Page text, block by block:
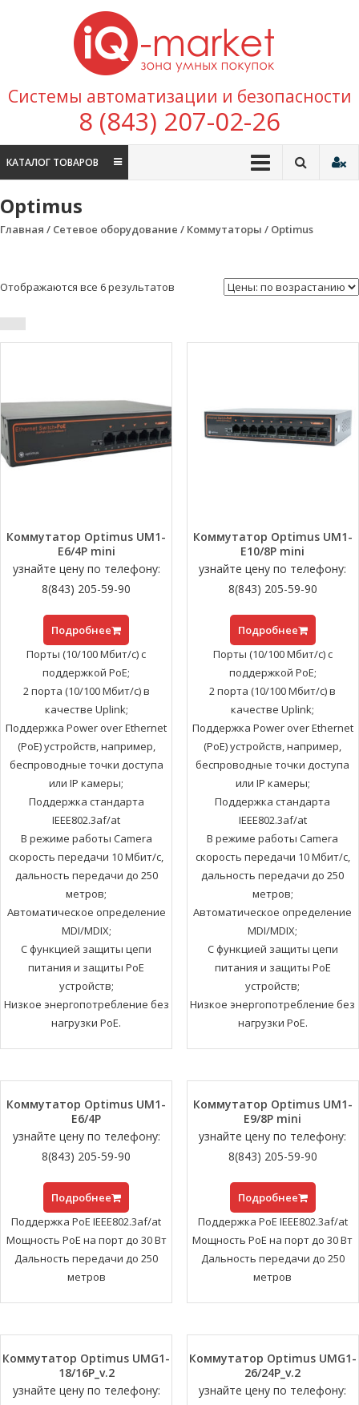
Перейти к содержимому
покупок
Системы автоматизации и безопасности
8 (843) 207-02-26
КАТАЛОГ ТОВАРОВ
Optimus
Главная / Сетевое оборудование / Коммутаторы / Optimus
Отображаются все 6 результатов
Коммутатор Optimus UM1-
E6/4P mini
узнайте цену по телефону:
8(843) 205-59-90
Подробнее
Порты (10/100 Мбит/с) с
поддержкой РоЕ;
2 порта (10/100 Мбит/с) в
качестве Uplink;
Поддержка Power over Ethernet
(PoE) устройств, например,
беспроводные точки доступа
или IP камеры;
Поддержка стандарта
IEEE802.3af/at
В режиме работы Camera
скорость передачи 10 Мбит/с,
дальность передачи до 250
метров;
Автоматическое определение
MDI/MDIX;
С функцией защиты цепи
питания и защиты PoE
устройств;
Низкое энергопотребление без
нагрузки PoE.
Коммутатор Optimus UM1-
E10/8P mini
узнайте цену по телефону:
8(843) 205-59-90
Подробнее
Порты (10/100 Мбит/с) с
поддержкой РоЕ;
2 порта (10/100 Мбит/с) в
качестве Uplink;
Поддержка Power over Ethernet
(PoE) устройств, например,
беспроводные точки доступа
или IP камеры;
Поддержка стандарта
IEEE802.3af/at
В режиме работы Camera
скорость передачи 10 Мбит/с,
дальность передачи до 250
метров;
Автоматическое определение
MDI/MDIX;
С функцией защиты цепи
питания и защиты PoE
устройств;
Низкое энергопотребление без
нагрузки PoE.
Коммутатор Optimus UM1-
E6/4P
узнайте цену по телефону:
8(843) 205-59-90
Подробнее
Поддержка PoE IEEE802.3af/at
Мощность PoE на порт до 30 Вт
Дальность передачи до 250
метров
Коммутатор Optimus UM1-
E9/8P mini
узнайте цену по телефону:
8(843) 205-59-90
Подробнее
Поддержка PoE IEEE802.3af/at
Мощность PoE на порт до 30 Вт
Дальность передачи до 250
метров
Коммутатор Optimus UMG1-
18/16P_v.2
узнайте цену по телефону:
Коммутатор Optimus UMG1-
26/24P_v.2
узнайте цену по телефону: